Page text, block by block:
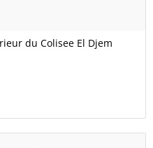
du Colisee El Djem